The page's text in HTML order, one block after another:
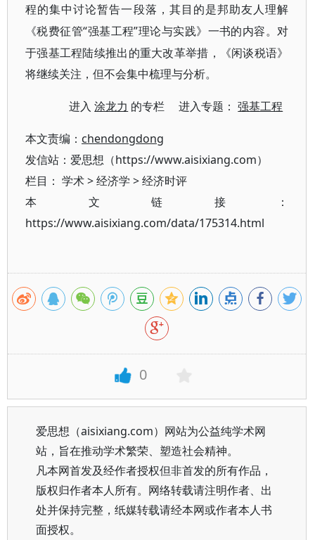
程的集中讨论暂告一段落，其目的是邦助友人理解
《税费征管“强基工程”理论与实践》一书的内容。对
于强基工程陆续推出的重大改革举措，《闲谈税语》
将继续关注，但不会集中梳理与分析。
进入涂龙力 的专栏 进入专题：强基工程
本文责编： chendongdong
发信站：爱思想（https://www.aisixiang.com）
栏目： 学术>经济学 >经济时评
本文链接：
https://www.aisixiang.com/data/175314.html
0
爱思想（aisixiang.com）网站为公益纯学术网
站，旨在推动学术繁荣、塑造社会精神。
凡本网首发及经作者授权但非首发的所有作品，
版权归作者本人所有。网络转载请注明作者、出
处并保持完整，纸媒转载请经本网或作者本人书
面授权。